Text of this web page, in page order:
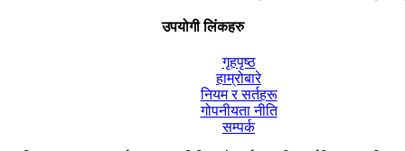
उपयोगी लिंकहरु
गृहपृष्ठ
हाम्रोबारे
नियम र सर्तहरू
गोपनीयता नीति
सम्पर्क